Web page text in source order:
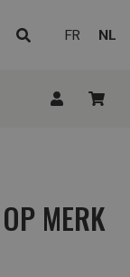
FR NL
MERK